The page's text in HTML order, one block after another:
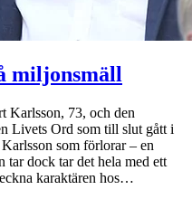
miljonsmäll
Karlsson, 73, och den
Livets Ord som till slut gått i
som förlorar – en
tar dock tar det hela med ett
karaktären hos…